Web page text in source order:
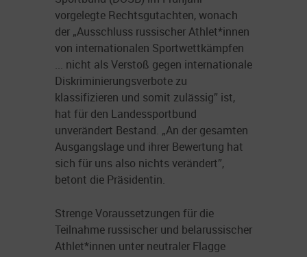
vorgelegte Rechtsgutachten, wonach
der „Ausschluss russischer Athlet*innen
von internationalen Sportwettkämpfen
... nicht als Verstoß gegen internationale
Diskriminierungsverbote zu
klassifizieren und somit zulässig” ist,
hat für den Landessportbund
unverändert Bestand. „An der gesamten
Ausgangslage und ihrer Bewertung hat
sich für uns also nichts verändert”,
betont die Präsidentin.
Strenge Voraussetzungen für die
Teilnahme russischer und belarussischer
Athlet*innen unter neutraler Flagge